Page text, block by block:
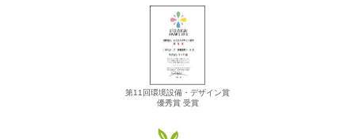
第11回環境設備・デザイン賞
優秀賞 受賞